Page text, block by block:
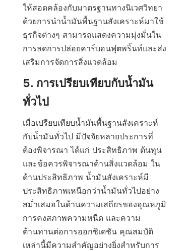
ให้สอดคล้องกับมาตรฐานทางนิเวศวิทยา
ด้วยการนำน้ำมันพื้นฐานสังเคราะห์มาใช้
ธุรกิจต่างๆ สามารถแสดงความมุ่งมั่นใน
การลดการปล่อยคาร์บอนฟุตพริ้นท์และส่ง
เสริมการจัดการสิ่งแวดล้อม
5. การเปรียบเทียบกับน้ำมัน
เมื่อเปรียบเทียบน้ำมันพื้นฐานสังเคราะห์
กับน้ำมันทั่วไป มีปัจจัยหลายประการที่
ต้องพิจารณา ได้แก่ ประสิทธิภาพ ต้นทุน
และข้อควรพิจารณาด้านสิ่งแวดล้อม ใน
ด้านประสิทธิภาพ น้ำมันสังเคราะห์มี
ประสิทธิภาพเหนือกว่าน้ำมันทั่วไปอย่าง
สม่ำเสมอในด้านความเสถียรของอุณหภูมิ
การคงสภาพความหนืด และความ
ต้านทานต่อการออกซิเดชัน คุณสมบัติ
เหล่านี้มีความสำคัญอย่างยิ่งสำหรับการ